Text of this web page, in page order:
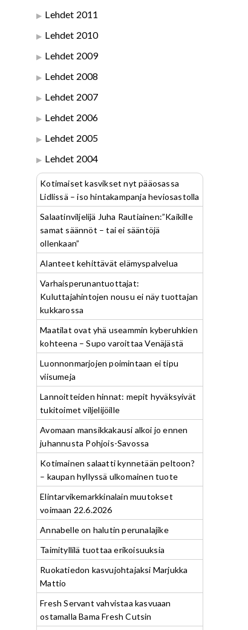
Lehdet 2011
Lehdet 2010
Lehdet 2009
Lehdet 2008
Lehdet 2007
Lehdet 2006
Lehdet 2005
Lehdet 2004
Kotimaiset kasvikset nyt pääosassa
Lidlissä – iso hintakampanja heviosastolla
Salaatinviljelijä Juha Rautiainen:”Kaikille
samat säännöt – tai ei sääntöjä
ollenkaan”
Alanteet kehittävät elämyspalvelua
Varhaisperunantuottajat:
Kuluttajahintojen nousu ei näy tuottajan
kukkarossa
Maatilat ovat yhä useammin kyberuhkien
kohteena – Supo varoittaa Venäjästä
Luonnonmarjojen poimintaan ei tipu
viisumeja
Lannoitteiden hinnat: mepit hyväksyivät
tukitoimet viljelijöille
Avomaan mansikkakausi alkoi jo ennen
juhannusta Pohjois-Savossa
Kotimainen salaatti kynnetään peltoon?
– kaupan hyllyssä ulkomainen tuote
Elintarvikemarkkinalain muutokset
voimaan 22.6.2026
Annabelle on halutin perunalajike
Taimityllilä tuottaa erikoisuuksia
Ruokatiedon kasvujohtajaksi Marjukka
Mattio
Fresh Servant vahvistaa kasvuaan
ostamalla Bama Fresh Cutsin